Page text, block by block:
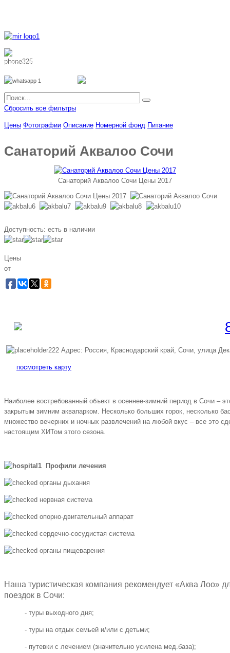
8 962 888 51 55
Сбросить все фильтры
Цены Фотографии Описание Номерной фонд Питание
Санаторий Аквалоо Сочи
Санаторий Аквалоо Сочи Цены 2017
Доступность: есть в наличии
Цены
от
Адрес: Россия, Краснодарский край, Сочи, улица
посмотреть карту
Наиболее востребованный объект в осеннее-зимний период в Сочи –
закрытым зимним аквапарком. Несколько больших горок, несколько
множество вечерних и ночных развлечений на любой вкус – все это
настоящим ХИТом этого сезона.
Профили лечения
органы дыхания
нервная система
опорно-двигательный аппарат
сердечно-сосудистая система
органы пищеварения
Наша туристическая компания рекомендует «Аква Лоо»
поездок в Сочи:
- туры выходного дня;
- туры на отдых семьей и/или с детьми;
- путевки с лечением (значительно усилена мед.база);